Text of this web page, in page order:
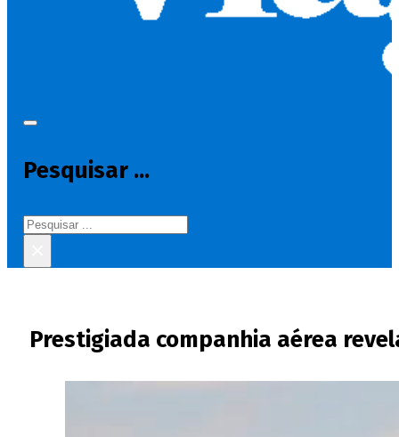
Pesquisar ...
Pesquisar
Prestigiada companhia aérea